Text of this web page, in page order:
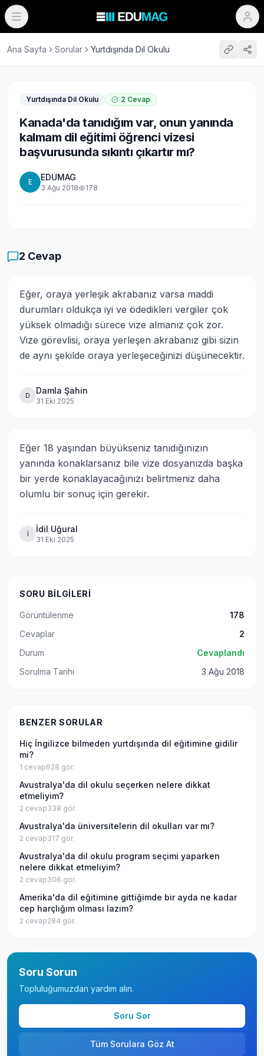
Ana Sayfa Sorular Yurtdışında Dil Okulu
Yurtdışında Dil Okulu 2 Cevap
Kanada'da tanıdığım var, onun yanında
kalmam dil eğitimi öğrenci vizesi
başvurusunda sıkıntı çıkartır mı?
E EDUMAG
3 Ağu 2018 178
2 Cevap
Eğer, oraya yerleşik akrabanız varsa maddi
durumları oldukça iyi ve ödedikleri vergiler çok
yüksek olmadığı sürece vize almanız çok zor.
Vize görevlisi, oraya yerleşen akrabanız gibi sizin
de aynı şekilde oraya yerleşeceğinizi düşünecektir.
D Damla Şahin
31 Eki 2025
Eğer 18 yaşından büyükseniz tanıdığınızın
yanında konaklarsanız bile vize dosyanızda başka
bir yerde konaklayacağınızı belirtmeniz daha
olumlu bir sonuç için gerekir.
İ İdil Uğural
31 Eki 2025
SORU BILGILERI
Görüntülenme
178
Cevaplar
2
Durum
Cevaplandı
Sorulma Tarihi
3 Ağu 2018
BENZER SORULAR
Hiç İngilizce bilmeden yurtdışında dil eğitimine gidilir
mi?
1 cevap628 gör.
Avustralya'da dil okulu seçerken nelere dikkat
etmeliyim?
2 cevap338 gör.
Avustralya'da üniversitelerin dil okulları var mı?
2 cevap317 gör.
Avustralya'da dil okulu program seçimi yaparken
nelere dikkat etmeliyim?
2 cevap306 gör.
Amerika'da dil eğitimine gittiğimde bir ayda ne kadar
cep harçlığım olması lazım?
2 cevap284 gör.
Soru Sorun
Topluluğumuzdan yardım alın.
Soru Sor
Tüm Sorulara Göz At